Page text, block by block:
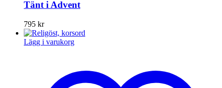
Tänt i Advent
795 kr
Lägg i varukorg